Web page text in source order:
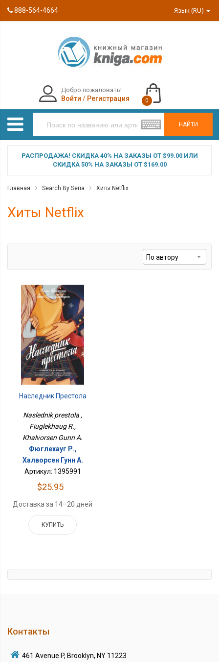
888-564-4664 Язык (RU)
НАЙТИ
Добро пожаловать!
Войти / Регистрация 0
РАСПРОДАЖА! СКИДКА 40% НА ЗАКАЗЫ ОТ $99.00 ИЛИ
СКИДКА 50% НА ЗАКАЗЫ ОТ $169.00
Главная Search By Seria Хиты Netflix
Хиты Netflix
Наследник Престола
Naslednik prestola ,
Fiuglekhaug R.,
Khalvorsen Gunn A.
Фюглехауг Р.,
Халворсен Гунн А.
Артикул: 1395991
$25.95
Доставка за 14–20 дней
КУПИТЬ
Контакты
461 Avenue P, Brooklyn, NY 11223